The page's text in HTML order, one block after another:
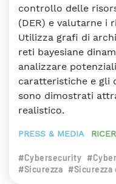
controllo delle
(DER) e valutarne i
Utilizza grafi di
reti bayesiane
analizzare
caratteristiche e gli
sono dimostrati
realistico.
PRESS & MEDIA
#Cybersecurity
#Sicurezza #Sicurezza